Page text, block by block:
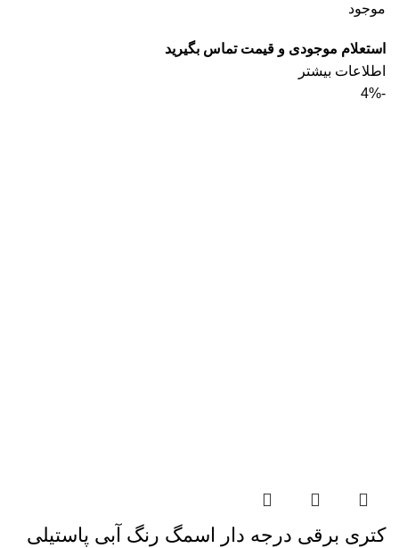
موجود
استعلام موجودی و قیمت تماس بگیرید
اطلاعات بیشتر
-4%
کتری برقی درجه دار اسمگ رنگ آبی پاستیلی